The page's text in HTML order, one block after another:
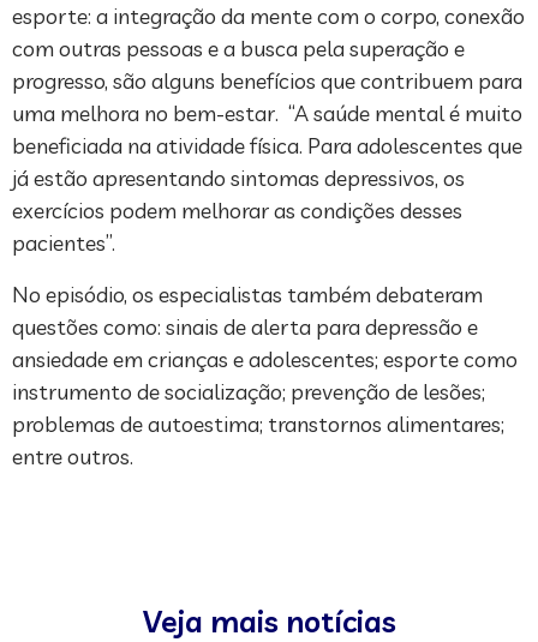
esporte: a integração da mente com o corpo, conexão
com outras pessoas e a busca pela superação e
progresso, são alguns benefícios que contribuem para
uma melhora no bem-estar. “A saúde mental é muito
beneficiada na atividade física. Para adolescentes que
já estão apresentando sintomas depressivos, os
exercícios podem melhorar as condições desses
pacientes”.
No episódio, os especialistas também debateram
questões como: sinais de alerta para depressão e
ansiedade em crianças e adolescentes; esporte como
instrumento de socialização; prevenção de lesões;
problemas de autoestima; transtornos alimentares;
entre outros.
Veja mais notícias